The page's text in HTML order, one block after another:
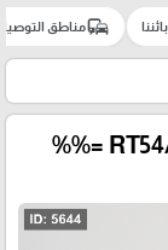
commuteمناطق